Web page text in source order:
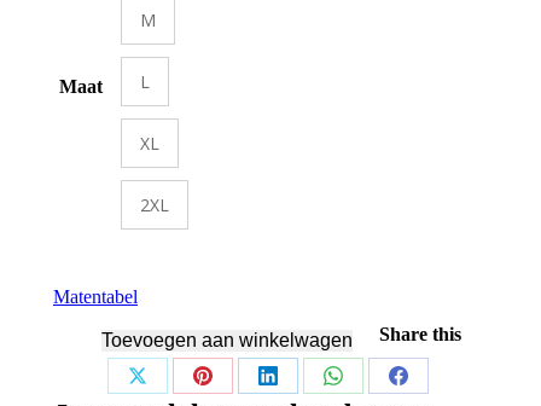
Maat
M
L
XL
2XL
Matentabel
Toevoegen aan winkelwagen Share this
Share
Share
Share
Share
Share